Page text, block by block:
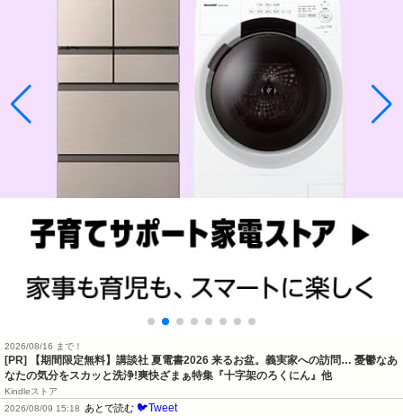
2026/08/16 まで！
[PR] 【期間限定無料】講談社 夏電書2026 来るお盆。義実家への訪問… 憂鬱なあ
なたの気分をスカッと洗浄!爽快ざまぁ特集『十字架のろくにん』他
Kindleストア
2026/08/09 15:18 あとで読む 🐦Tweet